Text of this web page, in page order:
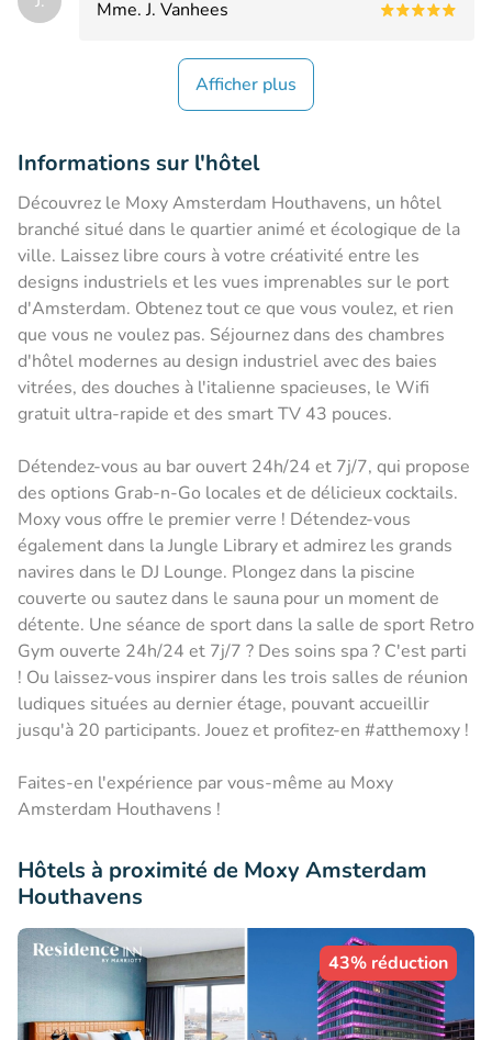
Mme. J. Vanhees
Afficher plus
Informations sur l'hôtel
Découvrez le Moxy Amsterdam Houthavens, un hôtel
branché situé dans le quartier animé et écologique de la
ville. Laissez libre cours à votre créativité entre les
designs industriels et les vues imprenables sur le port
d'Amsterdam. Obtenez tout ce que vous voulez, et rien
que vous ne voulez pas. Séjournez dans des chambres
d'hôtel modernes au design industriel avec des baies
vitrées, des douches à l'italienne spacieuses, le Wifi
gratuit ultra-rapide et des smart TV 43 pouces.
Détendez-vous au bar ouvert 24h/24 et 7j/7, qui propose
des options Grab-n-Go locales et de délicieux cocktails.
Moxy vous offre le premier verre ! Détendez-vous
également dans la Jungle Library et admirez les grands
navires dans le DJ Lounge. Plongez dans la piscine
couverte ou sautez dans le sauna pour un moment de
détente. Une séance de sport dans la salle de sport Retro
Gym ouverte 24h/24 et 7j/7 ? Des soins spa ? C'est parti
! Ou laissez-vous inspirer dans les trois salles de réunion
ludiques situées au dernier étage, pouvant accueillir
jusqu'à 20 participants. Jouez et profitez-en #atthemoxy !
Faites-en l'expérience par vous-même au Moxy
Amsterdam Houthavens !
Hôtels à proximité de Moxy Amsterdam
Houthavens
43% réduction